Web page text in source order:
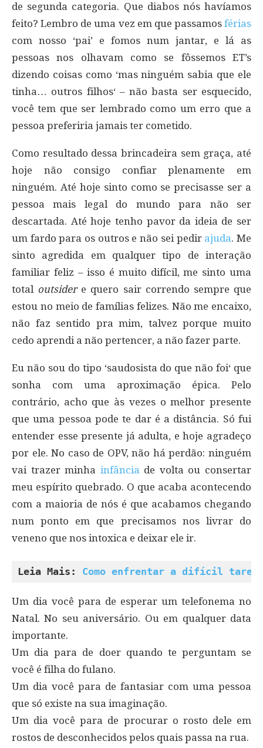
de segunda categoria. Que diabos nós havíamos
feito? Lembro de uma vez em que passamos férias
com nosso ‘pai’ e fomos num jantar, e lá as
pessoas nos olhavam como se fôssemos ET’s
dizendo coisas como ‘mas ninguém sabia que ele
tinha… outros filhos‘ – não basta ser esquecido,
você tem que ser lembrado como um erro que a
pessoa preferiria jamais ter cometido.
Como resultado dessa brincadeira sem graça, até
hoje não consigo confiar plenamente em
ninguém. Até hoje sinto como se precisasse ser a
pessoa mais legal do mundo para não ser
descartada. Até hoje tenho pavor da ideia de ser
um fardo para os outros e não sei pedir ajuda. Me
sinto agredida em qualquer tipo de interação
familiar feliz – isso é muito difícil, me sinto uma
total outsidere quero sair correndo sempre que
estou no meio de famílias felizes. Não me encaixo,
não faz sentido pra mim, talvez porque muito
cedo aprendi a não pertencer, a não fazer parte.
Eu não sou do tipo ‘saudosista do que não foi‘ que
sonha com uma aproximação épica. Pelo
contrário, acho que às vezes o melhor presente
que uma pessoa pode te dar é a distância. Só fui
entender esse presente já adulta, e hoje agradeço
por ele. No caso de OPV, não há perdão: ninguém
vai trazer minha infância de volta ou consertar
meu espírito quebrado. O que acaba acontecendo
com a maioria de nós é que acabamos chegando
num ponto em que precisamos nos livrar do
veneno que nos intoxica e deixar ele ir.
Leia Mais: Como enfrentar a difícil tarefa
Um dia você para de esperar um telefonema no
Natal. No seu aniversário. Ou em qualquer data
importante.
Um dia para de doer quando te perguntam se
você é filha do fulano.
Um dia você para de fantasiar com uma pessoa
que só existe na sua imaginação.
Um dia você para de procurar o rosto dele em
rostos de desconhecidos pelos quais passa na rua.